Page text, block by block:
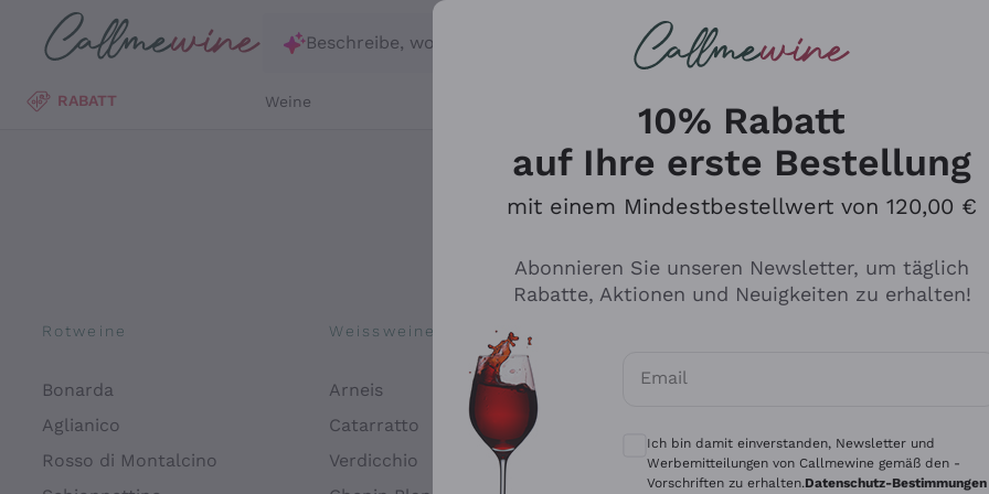
Zum Hauptinhalt springen
Beschreibe, wonach du suchst
RABATT Weine
Rotweine
Bonarda
Aglianico
Rosso di Montalcino
Weissweine
Arneis
Catarratto
Verdicchio
Tenuta San Leonardo
Alessandra Divella
Für
10% Rabatt
auf Ihre erste Bestellung
mit einem Mindestbestellwert von 120,00 €
Abonnieren Sie unseren Newsletter, um täglich
Rabatte, Aktionen und Neuigkeiten zu erhalten!
Email
Optionale Einwilligungen zum Erhalt von
Ich bin damit einverstanden, Newsletter und
Werbemitteilungen von Callmewine gemäß den -
Vorschriften zu erhalten.Datenschutz-Bestimmungen